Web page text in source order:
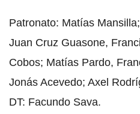
Patronato: Matías
Juan Cruz Guasone,
Cobos; Matías Pardo,
Jonás Acevedo; Axel
DT: Facundo Sava.